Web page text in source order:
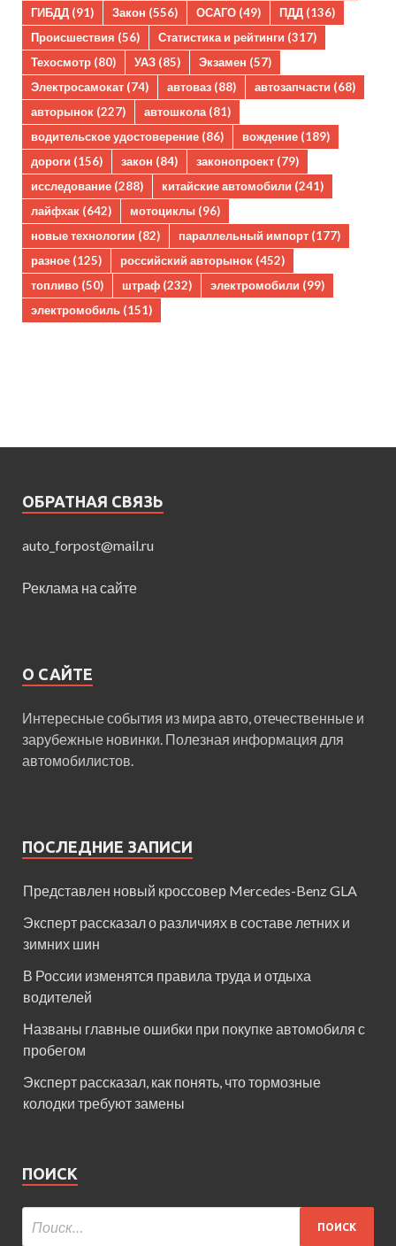
ГИБДД (91) Закон (556) ОСАГО (49) ПДД (136)
Происшествия (56) Статистика и рейтинги (317)
Техосмотр (80) УАЗ (85) Экзамен (57)
Электросамокат (74) автоваз (88) автозапчасти (68)
авторынок (227) автошкола(81)
водительское удостоверение (86) вождение (189)
дороги (156) закон (84) законопроект (79)
исследование (288) китайские автомобили (241)
лайфхак (642) мотоциклы (96)
новые технологии (82) параллельный импорт (177)
разное (125) российский авторынок (452)
топливо (50) штраф (232) электромобили (99)
электромобиль (151)
ОБРАТНАЯ СВЯЗЬ
auto_forpost@mail.ru
Реклама на сайте
О САЙТЕ
Интересные события из мира авто, отечественные и
зарубежные новинки. Полезная информация для
автомобилистов.
ПОСЛЕДНИЕ ЗАПИСИ
Представлен новый кроссовер Mercedes-Benz GLA
Эксперт рассказал о различиях в составе летних и
зимних шин
В России изменятся правила труда и отдыха
водителей
Названы главные ошибки при покупке автомобиля с
пробегом
Эксперт рассказал, как понять, что тормозные
колодки требуют замены
ПОИСК